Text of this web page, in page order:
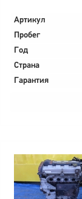
Артикул
Пробег
Год
Страна
Гарантия